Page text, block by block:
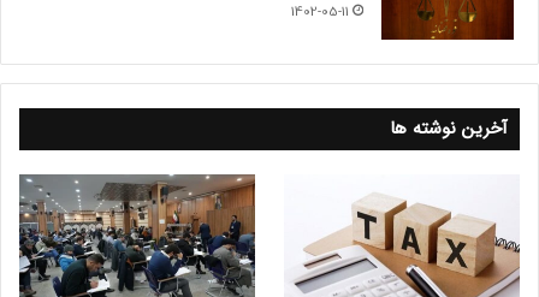
1402-05-11
آخرین نوشته ها